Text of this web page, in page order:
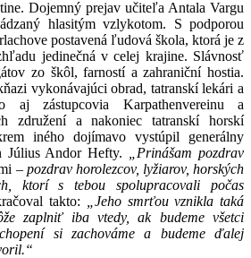
Dojemný prejav učiteľa Antala Vargu
hlasitým vzlykotom. S podporou
postavená ľudová škola, ktorá je z
jedinečná v celej krajine. Slávnosť
zo škôl, farností a zahraniční hostia.
vykonávajúci obrad, tatranskí lekári a
aj zástupcovia Karpathenvereinu a
združení a nakoniec tatranskí horskí
iného dojímavo vystúpil generálny
Július Andor Hefty.
„Prinášam pozdrav
– pozdrav horolezcov, lyžiarov, horských
ktorí s tebou spolupracovali počas
takto:
„Jeho smrťou vznikla taká
zaplniť iba vtedy, ak budeme všetci
si zachováme a budeme ďalej